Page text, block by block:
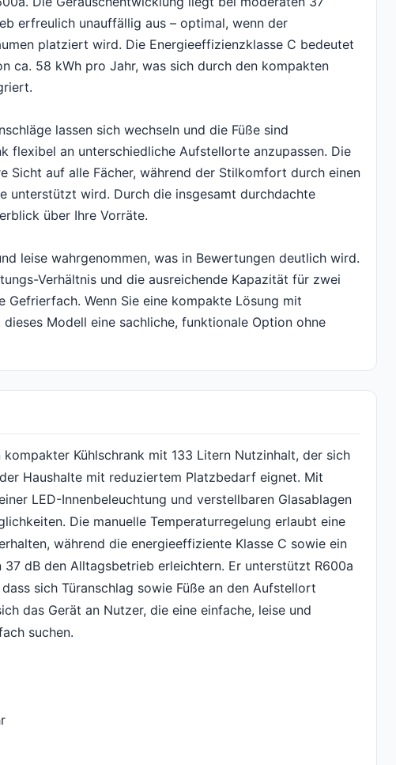
erfreulich unauffällig aus – optimal, wenn der
platziert wird. Die Energieeffizienzklasse C bedeutet
ca. 58 kWh pro Jahr, was sich durch den kompakten
lassen sich wechseln und die Füße sind
flexibel an unterschiedliche Aufstellorte anzupassen. Die
Sicht auf alle Fächer, während der Stilkomfort durch einen
unterstützt wird. Durch die insgesamt durchdachte
über Ihre Vorräte.
leise wahrgenommen, was in Bewertungen deutlich wird.
Verhältnis und die ausreichende Kapazität für zwei
Gefrierfach. Wenn Sie eine kompakte Lösung mit
Modell eine sachliche, funktionale Option ohne
Kühlschrank mit 133 Litern Nutzinhalt, der sich
Haushalte mit reduziertem Platzbedarf eignet. Mit
LED-Innenbeleuchtung und verstellbaren Glasablagen
Die manuelle Temperaturregelung erlaubt eine
während die energieeffiziente Klasse C sowie ein
dB den Alltagsbetrieb erleichtern. Er unterstützt R600a
sich Türanschlag sowie Füße an den Aufstellort
das Gerät an Nutzer, die eine einfache, leise und
suchen.